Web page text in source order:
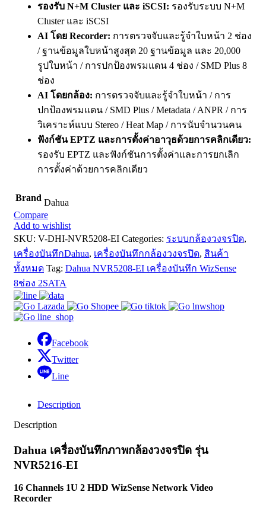
รองรับ N+M Cluster และ iSCSI: รองรับระบบ N+M
Cluster และ iSCSI
AI โดย Recorder: การตรวจจับและรู้จำใบหน้า 2 ช่อง
/ ฐานข้อมูลใบหน้าสูงสุด 20 ฐานข้อมูล และ 20,000
รูปใบหน้า / การปกป้องพรมแดน 4 ช่อง / SMD Plus 8
ช่อง
AI โดยกล้อง: การตรวจจับและรู้จำใบหน้า / การ
ปกป้องพรมแดน / SMD Plus / Metadata / ANPR / การ
วิเคราะห์แบบ Stereo / Heat Map / การนับจำนวนคน
ฟังก์ชัน EPTZ และการตั้งค่าอาวุธด้วยการคลิกเดียว:
รองรับ EPTZ และฟังก์ชันการตั้งค่าและการยกเลิก
การตั้งค่าด้วยการคลิกเดียว
Brand Dahua
Compare
Add to wishlist
SKU: V-DHI-NVR5208-EI Categories: ระบบกล้องวงจรปิด,
เครื่องบันทึกDahua, เครื่องบันทึกกล้องวงจรปิด, สินค้า
ทั้งหมด Tag: Dahua NVR5208-EI เครื่องบันทึก WizSense
8ช่อง 2SATA
Facebook
Twitter
Line
Description
Description
Dahua เครื่องบันทึกภาพกล้องวงจรปิด รุ่น
NVR5216-EI
16 Channels 1U 2 HDD WizSense Network Video
Recorder